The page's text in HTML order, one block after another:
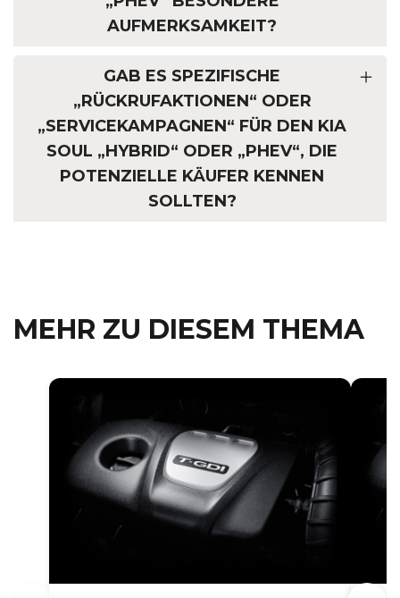
AUFMERKSAMKEIT?
GAB ES SPEZIFISCHE
„RÜCKRUFAKTIONEN“ ODER
„SERVICEKAMPAGNEN“ FÜR DEN KIA
SOUL „HYBRID“ ODER „PHEV“, DIE
POTENZIELLE KÄUFER KENNEN
SOLLTEN?
MEHR ZU DIESEM THEMA